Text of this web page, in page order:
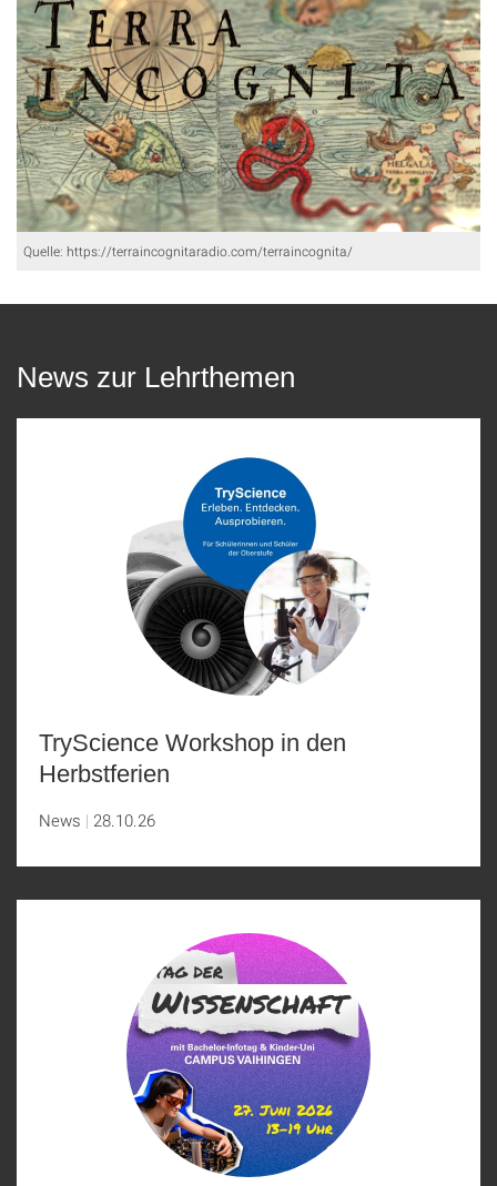
Quelle: https://terraincognitaradio.com/terraincognita/
News zur Lehrthemen
TryScience Workshop in den
Herbstferien
News 28.10.26